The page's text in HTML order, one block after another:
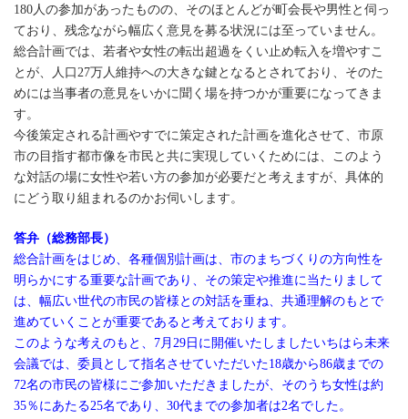
180人の参加があったものの、そのほとんどが町会長や男性と伺っ
ており、残念ながら幅広く意見を募る状況には至っていません。
総合計画では、若者や女性の転出超過をくい止め転入を増やすこ
とが、人口27万人維持への大きな鍵となるとされており、そのた
めには当事者の意見をいかに聞く場を持つかが重要になってきま
す。
今後策定される計画やすでに策定された計画を進化させて、市原
市の目指す都市像を市民と共に実現していくためには、このよう
な対話の場に女性や若い方の参加が必要だと考えますが、具体的
にどう取り組まれるのかお伺いします。
答弁（総務部長）
総合計画をはじめ、各種個別計画は、市のまちづくりの方向性を
明らかにする重要な計画であり、その策定や推進に当たりまして
は、幅広い世代の市民の皆様との対話を重ね、共通理解のもとで
進めていくことが重要であると考えております。
このような考えのもと、7月29日に開催いたしましたいちはら未来
会議では、委員として指名させていただいた18歳から86歳までの
72名の市民の皆様にご参加いただきましたが、そのうち女性は約
35％にあたる25名であり、30代までの参加者は2名でした。